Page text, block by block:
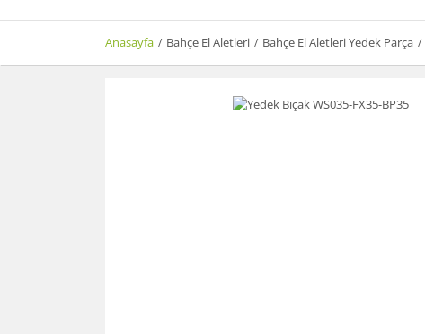
Anasayfa Bahçe El Aletleri Bahçe El Aletleri Yedek Parça